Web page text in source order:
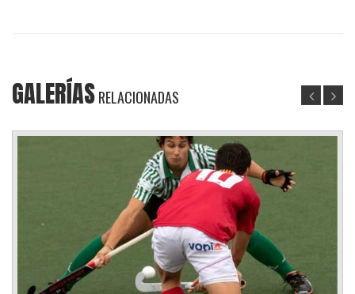
GALERÍASRELACIONADAS